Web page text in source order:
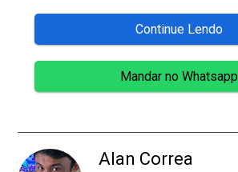
Continue Lendo
Mandar no Whatsapp
Alan Correa